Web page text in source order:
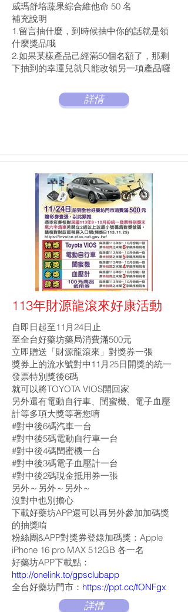
威瑪舒培蔬果綜合維他命 50 名
補充說明
1.留言抽什麼，到時候抽中你的話就是領
什麼獎品哦
2.如果某樣產品己經滿50個名額了，那剩
下抽到的幸運兒就只能改領另一項產品囉
詳情
113年財源龍滾來好康活動
自即日起至11月24日止
至全台好藥坊藥局消費滿500元
立即贈送「財源龍滾來」對獎券一張
獎券上的流水號對中11月25日開獎的統一
發票特別獎後6碼
就可以將TOYOTA VIOS開回家
另外還有電動自行車、閨蜜機、電子血壓
計等多項大獎等著您唷
#對中後6碼汽車一台
#對中後5碼電動自行車一台
#對中後4碼閏蜜機一台
#對中後3碼電子血壓計一台
#對中後2碼現金抵用券一張
另外～另外～另外～
沒對中也別擔心
下載好藥坊APP還可以再另外參加加碼獎
的抽獎唷
粉絲團&APP對獎券登錄加碼獎：Apple
iPhone 16 pro MAX 512GB 各一名
好藥坊APP下載點：
http://onelink.to/gpsclubapp
全台好藥坊門市： https://ppt.cc/fONFgx
詳情